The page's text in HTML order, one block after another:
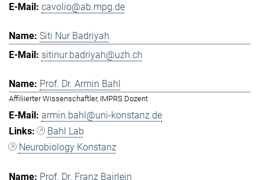
cavolio@ab.mpg.de
Siti Nur Badriyah
sitinur.badriyah@uzh.ch
Prof. Dr. Armin Bahl
Affiliierter Wissenschaftler, IMPRS Dozent
armin.bahl@uni-konstanz.de
Bahl Lab
Neurobiology Konstanz
Prof. Dr. Franz Bairlein